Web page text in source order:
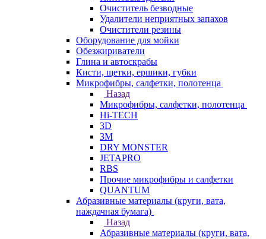
Очиститель безводные
Удалители неприятных запахов
Очистители резины
Оборудование для мойки
Обезжириватели
Глина и автоскрабы
Кисти, щетки, ершики, губки
Микрофибры, салфетки, полотенца
Назад
Микрофибры, салфетки, полотенца
Hi-TECH
3D
3М
DRY MONSTER
JETAPRO
RBS
Прочие микрофибры и салфетки
QUANTUM
Абразивные материалы (круги, вата,
наждачная бумага)
Назад
Абразивные материалы (круги, вата,